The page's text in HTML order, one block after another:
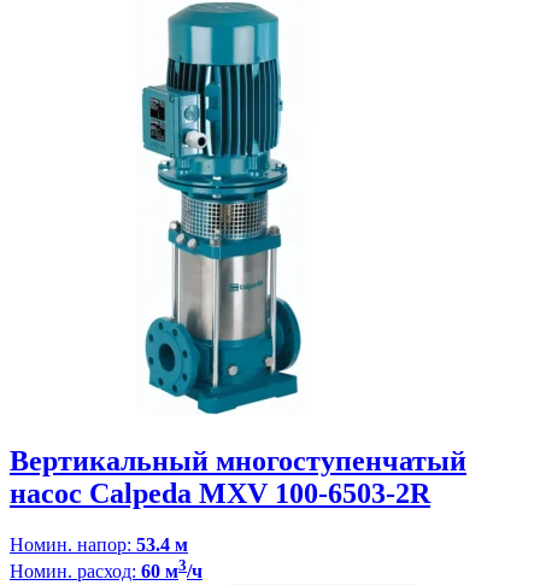
Вертикальный многоступенчатый
насос Calpeda MXV 100-6503-2R
Номин. напор: 53.4 м
Номин. расход: 60 м3/ч